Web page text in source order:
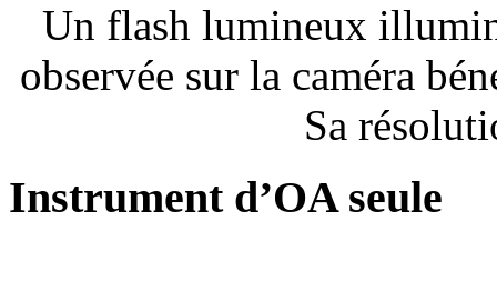
Un flash lumineux
observée sur la caméra
Sa
Instrument d’OA seule